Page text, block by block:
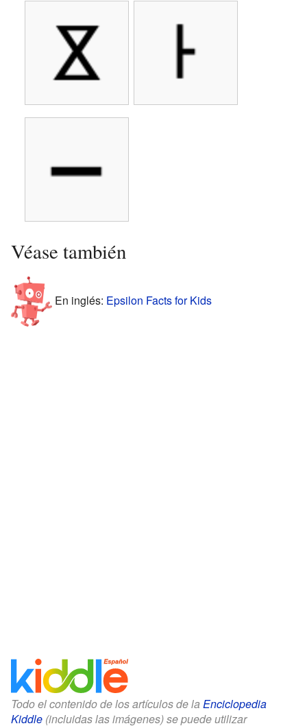
Véase también
En inglés: Epsilon Facts for Kids
Todo el contenido de los artículos de la Enciclopedia
Kiddle (incluidas las imágenes) se puede utilizar